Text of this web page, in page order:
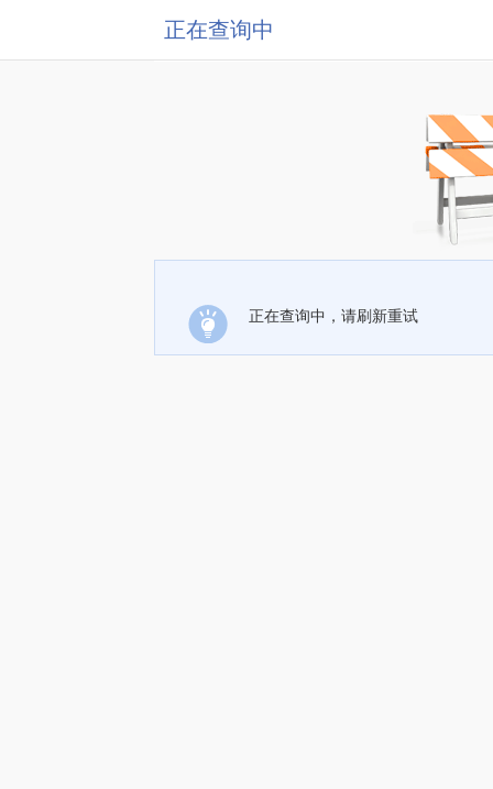
正在查询中
正在查询中，请刷新重试